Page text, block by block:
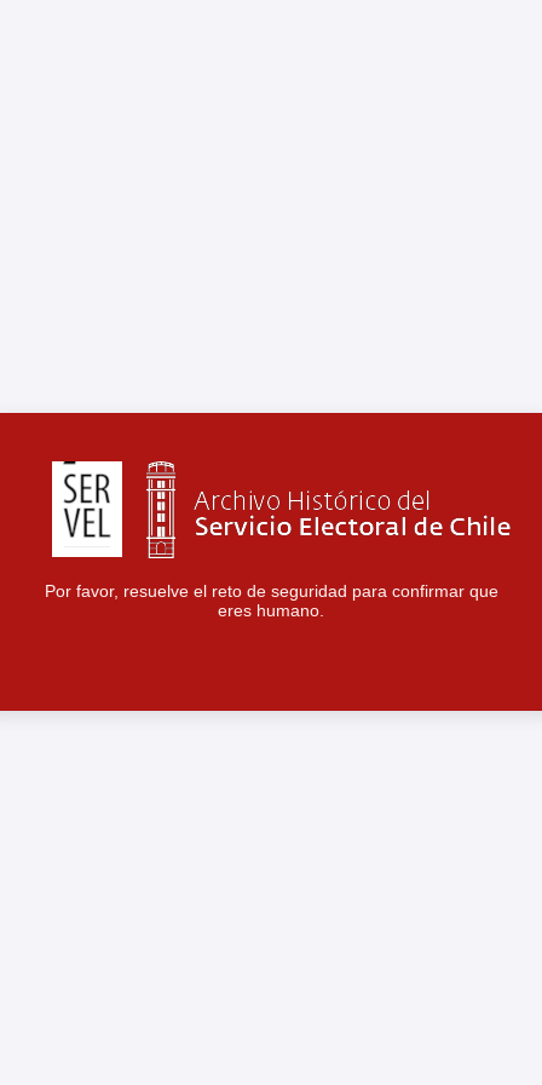
Por favor, resuelve el reto de seguridad para confirmar que
eres humano.